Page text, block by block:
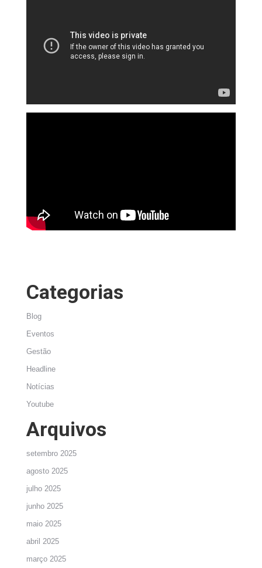
Categorias
Blog
Eventos
Gestão
Headline
Notícias
Youtube
Arquivos
setembro 2025
agosto 2025
julho 2025
junho 2025
maio 2025
abril 2025
março 2025